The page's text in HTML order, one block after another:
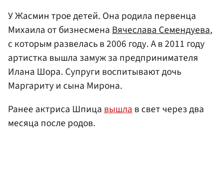
У Жасмин трое детей. Она родила первенца
Михаила от бизнесменаВячеслава Семендуева,
с которым развелась в 2006 году. А в 2011 году
артистка вышла замуж за предпринимателя
Илана Шора. Супруги воспитывают дочь
Маргариту и сына Мирона.
Ранее актриса Шпицавышлав свет через два
месяца после родов.